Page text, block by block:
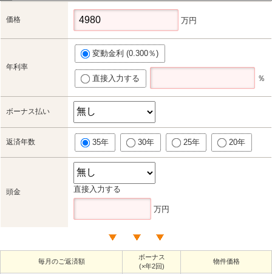
価格 万円
年利率
変動金利 (0.300％)
直接入力する ％
ボーナス払い
返済年数 35年 30年 25年 20年
頭金 直接入力する
万円
毎月のご返済額
ボーナス
(×年2回)
物件価格